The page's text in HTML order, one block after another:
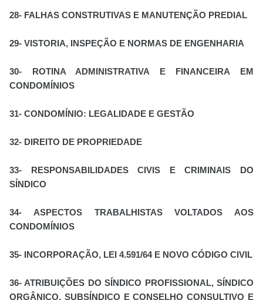
28- FALHAS CONSTRUTIVAS E MANUTENÇÃO PREDIAL
29- VISTORIA, INSPEÇÃO E NORMAS DE ENGENHARIA
30- ROTINA ADMINISTRATIVA E FINANCEIRA EM
CONDOMÍNIOS
31- CONDOMÍNIO: LEGALIDADE E GESTÃO
32- DIREITO DE PROPRIEDADE
33- RESPONSABILIDADES CIVIS E CRIMINAIS DO
SÍNDICO
34- ASPECTOS TRABALHISTAS VOLTADOS AOS
CONDOMÍNIOS
35- INCORPORAÇÃO, LEI 4.591/64 E NOVO CÓDIGO CIVIL
36- ATRIBUIÇÕES DO SÍNDICO PROFISSIONAL, SÍNDICO
ORGÂNICO, SUBSÍNDICO E CONSELHO CONSULTIVO E